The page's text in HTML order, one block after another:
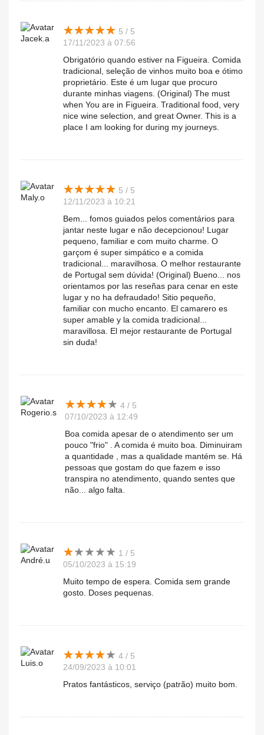
Jacek.a
★★★★★
★★★★★ 5 / 5
17/11/2023 à 07:56
Obrigatório quando estiver na Figueira. Comida
tradicional, seleção de vinhos muito boa e ótimo
proprietário. Este é um lugar que procuro
durante minhas viagens. (Original) The must
when You are in Figueira. Traditional food, very
nice wine selection, and great Owner. This is a
place I am looking for during my journeys.
Maly.o
★★★★★
★★★★★ 5 / 5
12/11/2023 à 10:21
Bem... fomos guiados pelos comentários para
jantar neste lugar e não decepcionou! Lugar
pequeno, familiar e com muito charme. O
garçom é super simpático e a comida
tradicional... maravilhosa. O melhor restaurante
de Portugal sem dúvida! (Original) Bueno... nos
orientamos por las reseñas para cenar en este
lugar y no ha defraudado! Sitio pequeño,
familiar con mucho encanto. El camarero es
super amable y la comida tradicional...
maravillosa. El mejor restaurante de Portugal
sin duda!
Rogerio.s
★★★★★
★★★★★ 4 / 5
07/10/2023 à 12:49
Boa comida apesar de o atendimento ser um
pouco "frio" . A comida é muito boa. Diminuiram
a quantidade , mas a qualidade mantém se. Há
pessoas que gostam do que fazem e isso
transpira no atendimento, quando sentes que
não... algo falta.
André.u
★★★★★
★★★★★ 1 / 5
05/10/2023 à 15:19
Muito tempo de espera. Comida sem grande
gosto. Doses pequenas.
Luis.o
★★★★★
★★★★★ 4 / 5
24/09/2023 à 10:01
Pratos fantásticos, serviço (patrão) muito bom.